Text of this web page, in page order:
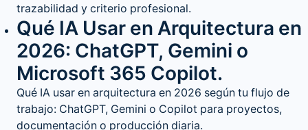
trazabilidad y criterio profesional.
Qué IA Usar en Arquitectura en
2026: ChatGPT, Gemini o
Microsoft 365 Copilot.
Qué IA usar en arquitectura en 2026 según tu flujo de
trabajo: ChatGPT, Gemini o Copilot para proyectos,
documentación o producción diaria.